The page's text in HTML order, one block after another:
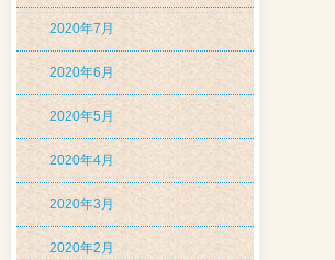
2020年7月
2020年6月
2020年5月
2020年4月
2020年3月
2020年2月